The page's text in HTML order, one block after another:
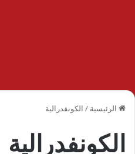
الرئيسية / الكونفدرالية
الكونفدرالية